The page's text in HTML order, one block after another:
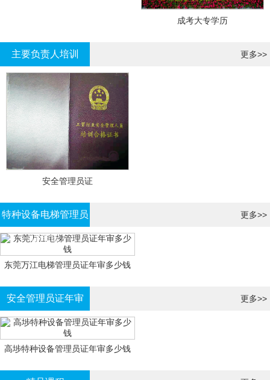
成考大专学历
主要负责人培训 更多>>
安全管理员证
特种设备电梯管理员
证年审
更多>>
东莞万江电梯管理员证年审多少钱
安全管理员证年审 更多>>
高埗特种设备管理员证年审多少钱